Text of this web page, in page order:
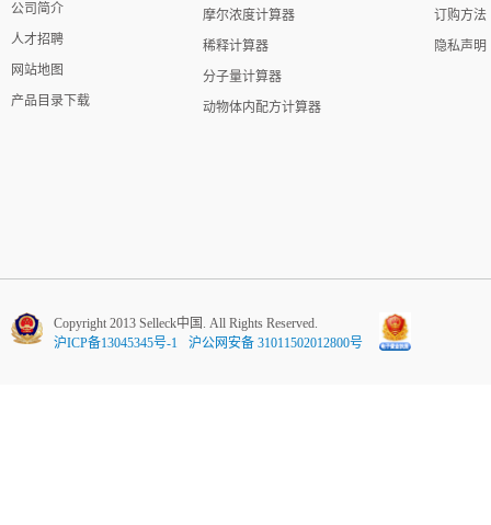
公司简介
人才招聘
网站地图
产品目录下载
摩尔浓度计算器
稀释计算器
分子量计算器
动物体内配方计算器
订购方法
隐私声明
Copyright 2013 Selleck中国. All Rights Reserved.
沪ICP备13045345号-1
沪公网安备 31011502012800号